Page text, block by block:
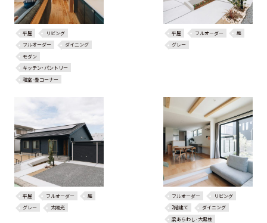
平屋
リビング
フルオーダー
ダイニング
モダン
キッチン･パントリー
和室･畳コーナー
平屋 フルオーダー
庭
グレー
平屋 フルオーダー
庭
グレー
太陽光
フルオーダー
リビング
2階建て
ダイニング
梁あらわし･大黒柱